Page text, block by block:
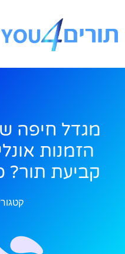
מגדל חיפה
הזמנות
קביעת